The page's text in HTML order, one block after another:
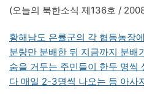
(오늘의 북한소식 제136호 /
황해남도 은률군의 각 협동농장
분량만 분배한 뒤 지금까지 분배
숨을 거두는 주민들이 한두 명씩
다 매일 2-3명씩 나오는 등 아사